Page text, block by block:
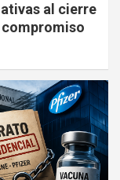
al cierre